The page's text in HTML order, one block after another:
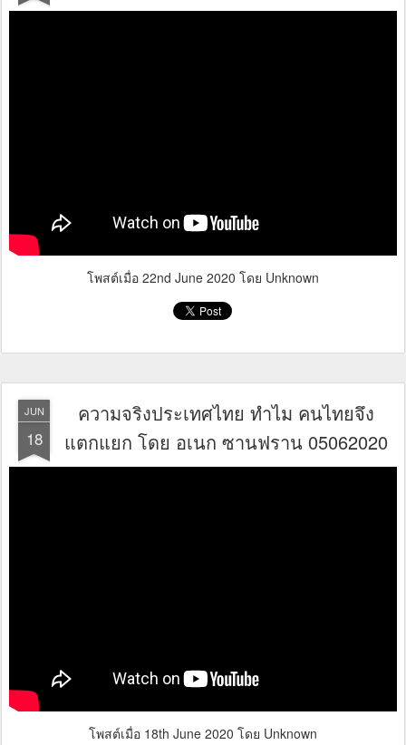
โพสต์เมื่อ 22nd June 2020 โดย Unknown
JUN
18
ความจริงประเทศไทย ทำไม คนไทยจึง
แตกแยก โดย อเนก ซานฟราน 05062020
โพสต์เมื่อ 18th June 2020 โดย Unknown